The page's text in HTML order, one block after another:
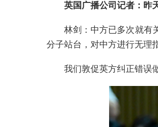
英国广播公司记者：昨
林剑：中方已多次就有
分子站台，对中方进行无理
我们敦促英方纠正错误